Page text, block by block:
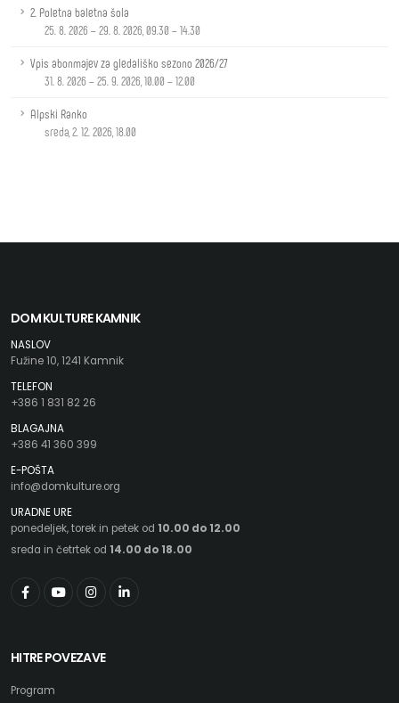
2. Poletna baletna šola
25. 8. 2026 – 29. 8. 2026, 09.30 – 14.30
Vpis abonmajev za gledališko sezono 2026/27
31. 8. 2026 – 25. 9. 2026, 10.00 – 12.00
Alpski Ranko
sreda, 2. 12. 2026, 18.00
DOM KULTURE KAMNIK
NASLOV
Fužine 10, 1241 Kamnik
TELEFON
+386 1 831 82 26
BLAGAJNA
+386 41 360 399
E-POŠTA
info@domkulture.org
URADNE URE
ponedeljek, torek in petek od 10.00 do 12.00
sreda in četrtek od 14.00 do 18.00
HITRE POVEZAVE
Program